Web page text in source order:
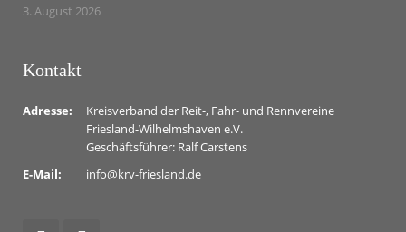
3. August 2026
Kontakt
Adresse:
Kreisverband der Reit-, Fahr- und Rennvereine
Friesland-Wilhelmshaven e.V.
Geschäftsführer: Ralf Carstens
E-Mail:
info@krv-friesland.de